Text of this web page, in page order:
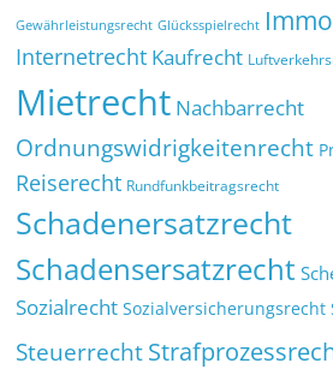
Gewährleistungsrecht Glücksspielrecht
Internetrecht Kaufrecht
Mietrecht Nachbarrecht
Ordnungswidrigkeitenrecht
Reiserecht Rundfunkbeitragsrecht
Schadenersatzrecht
Schadensersatzrecht
Sozialrecht Sozialversicherungsrecht
Steuerrecht